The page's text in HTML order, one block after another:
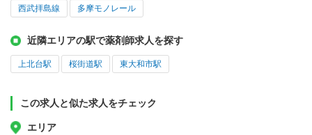
西武拝島線 多摩モノレール
近隣エリアの駅で薬剤師求人を探す
上北台駅 桜街道駅 東大和市駅
この求人と似た求人をチェック
エリア